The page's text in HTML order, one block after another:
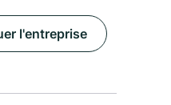
l'entreprise